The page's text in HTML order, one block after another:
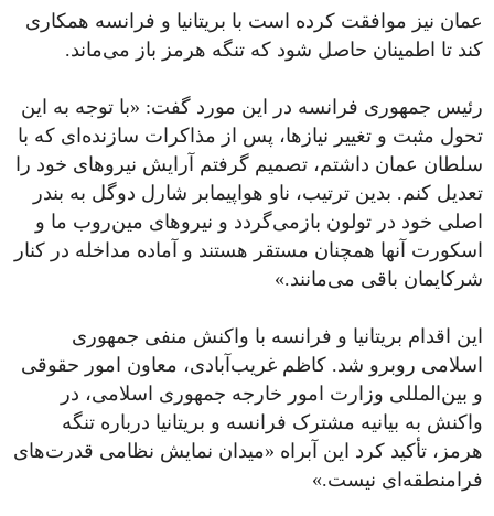
عمان نیز موافقت کرده است با بریتانیا و فرانسه همکاری
کند تا اطمینان حاصل شود که تنگه هرمز باز می‌ماند.
رئیس جمهوری فرانسه در این مورد گفت: «با توجه به این
تحول مثبت و تغییر نیازها، پس از مذاکرات سازنده‌ای که با
سلطان عمان داشتم، تصمیم گرفتم آرایش نیروهای خود را
تعدیل کنم. بدین ترتیب، ناو هواپیمابر شارل دوگل به بندر
اصلی خود در تولون بازمی‌گردد و نیروهای مین‌روب ما و
اسکورت آنها همچنان مستقر هستند و آماده مداخله در کنار
شرکایمان باقی می‌مانند.»
این اقدام بریتانیا و فرانسه با واکنش منفی جمهوری
اسلامی روبرو شد. کاظم غریب‌آبادی، معاون امور حقوقی
و بین‌المللی وزارت امور خارجه جمهوری اسلامی، در
واکنش به بیانیه مشترک فرانسه و بریتانیا درباره تنگه
هرمز، تأکید کرد این آبراه «میدان نمایش نظامی قدرت‌های
فرامنطقه‌ای نیست.»